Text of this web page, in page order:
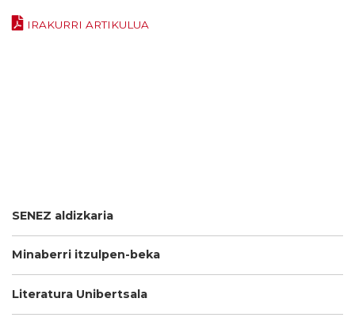
SENEZ aldizkaria
Minaberri itzulpen-beka
Literatura Unibertsala
IRAKURRI ARTIKULUA